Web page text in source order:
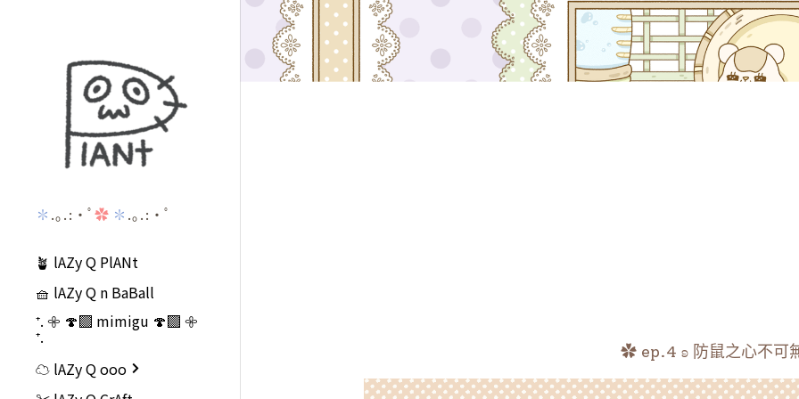
✽ .｡.:・ﾟ ✿ ✽ .｡.:・ﾟ
🪴 lAZy Q PlANt
🧺 lAZy Q n BaBall
⁺. 𖧷 🍄‍🟫 mimigu 🍄‍🟫 𖧷
⁺.
☁️ lAZy Q ooo
✿ ep.4 ʚ 防鼠之心不可